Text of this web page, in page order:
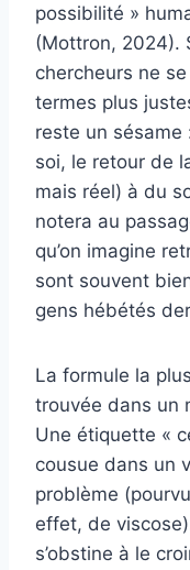
possibilité »
(Mottron, 2024).
chercheurs ne
termes plus
reste un sésame
soi, le retour de
mais réel) à du
notera au
qu’on imagine
sont souvent
gens hébétés
La formule la
trouvée dans un
Une étiquette «
cousue dans un
problème
effet, de
s’obstine à le